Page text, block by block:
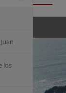
los